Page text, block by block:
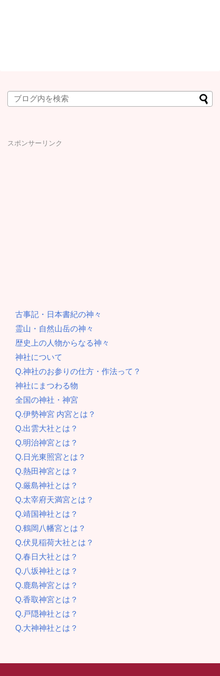
スポンサーリンク
古事記・日本書紀の神々
霊山・自然山岳の神々
歴史上の人物からなる神々
神社について
Q.神社のお参りの仕方・作法って？
神社にまつわる物
全国の神社・神宮
Q.伊勢神宮 内宮とは？
Q.出雲大社とは？
Q.明治神宮とは？
Q.日光東照宮とは？
Q.熱田神宮とは？
Q.厳島神社とは？
Q.太宰府天満宮とは？
Q.靖国神社とは？
Q.鶴岡八幡宮とは？
Q.伏見稲荷大社とは？
Q.春日大社とは？
Q.八坂神社とは？
Q.鹿島神宮とは？
Q.香取神宮とは？
Q.戸隠神社とは？
Q.大神神社とは？